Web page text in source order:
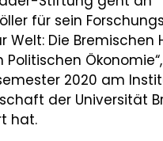
für sein
Welt: Die Bremischen
Politischen
2020 am
der Universität
hat.